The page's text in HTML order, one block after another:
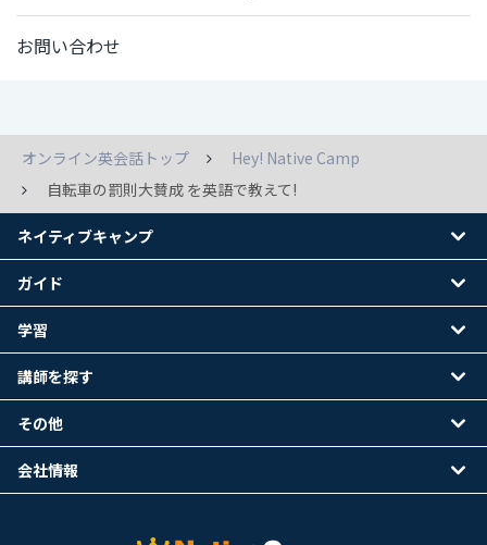
お問い合わせ
オンライン英会話トップ
Hey! Native Camp
自転車の罰則大賛成 を英語で教えて!
ネイティブキャンプ
ガイド
学習
講師を探す
その他
会社情報